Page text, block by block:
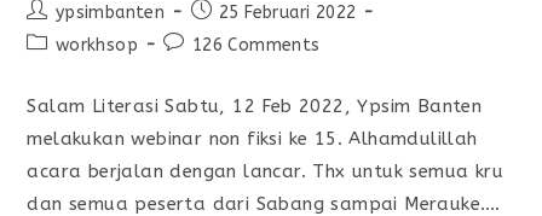
ypsimbanten
25 Februari 2022
workhsop
126 Comments
Salam Literasi Sabtu, 12 Feb 2022, Ypsim Banten
melakukan webinar non fiksi ke 15. Alhamdulillah
acara berjalan dengan lancar. Thx untuk semua kru
dan semua peserta dari Sabang sampai Merauke.…